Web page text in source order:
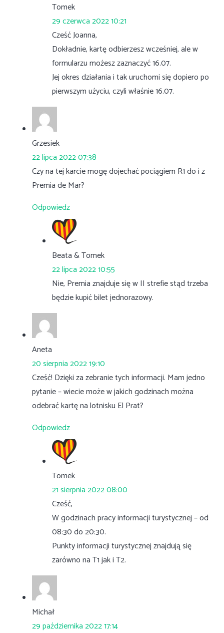
Tomek
29 czerwca 2022 10:21
Cześć Joanna,
Dokładnie, kartę odbierzesz wcześniej, ale w
formularzu możesz zaznaczyć 16.07.
Jej okres działania i tak uruchomi się dopiero po
pierwszym użyciu, czyli właśnie 16.07.
Grzesiek
22 lipca 2022 07:38
Czy na tej karcie mogę dojechać pociągiem R1 do i z
Premia de Mar?
Odpowiedz
Beata & Tomek
22 lipca 2022 10:55
Nie, Premia znajduje się w II strefie stąd trzeba
będzie kupić bilet jednorazowy.
Aneta
20 sierpnia 2022 19:10
Cześć! Dzięki za zebranie tych informacji. Mam jedno
pytanie – wiecie może w jakich godzinach można
odebrać kartę na lotnisku El Prat?
Odpowiedz
Tomek
21 sierpnia 2022 08:00
Cześć,
W godzinach pracy informacji turystycznej – od
08:30 do 20:30.
Punkty informacji turystycznej znajdują się
zarówno na T1 jak i T2.
Michał
29 października 2022 17:14